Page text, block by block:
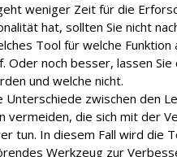
weniger Zeit für die
hat, sollten Sie nicht
Tool für welche
Oder noch besser, lassen
und welche nicht.
zwischen den
die sich mit der
tun. In diesem Fall wird die
Werkzeug zur